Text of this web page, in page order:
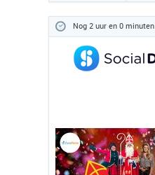
Nog 2 uur en 0 minuten